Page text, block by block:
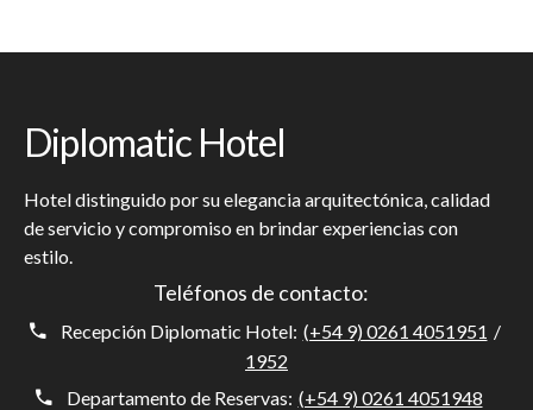
Diplomatic Hotel
Hotel distinguido por su elegancia arquitectónica, calidad
de servicio y compromiso en brindar experiencias con
estilo.
Teléfonos de contacto:
Recepción Diplomatic Hotel: (+54 9) 0261 4051951 /
1952
Departamento de Reservas: (+54 9) 0261 4051948